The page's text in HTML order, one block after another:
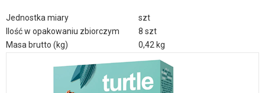
Jednostka miary
szt
Ilość w opakowaniu zbiorczym
8 szt
Masa brutto (kg)
0,42 kg